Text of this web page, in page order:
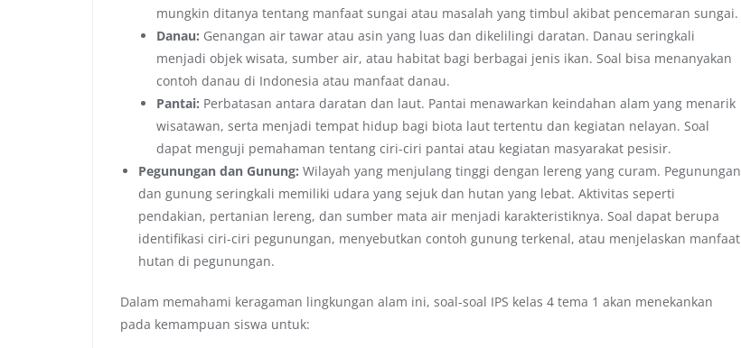
mungkin ditanya tentang manfaat sungai atau masalah yang timbul akibat pencemaran sungai.
Danau: Genangan air tawar atau asin yang luas dan dikelilingi daratan. Danau seringkali
menjadi objek wisata, sumber air, atau habitat bagi berbagai jenis ikan. Soal bisa menanyakan
contoh danau di Indonesia atau manfaat danau.
Pantai: Perbatasan antara daratan dan laut. Pantai menawarkan keindahan alam yang menarik
wisatawan, serta menjadi tempat hidup bagi biota laut tertentu dan kegiatan nelayan. Soal
dapat menguji pemahaman tentang ciri-ciri pantai atau kegiatan masyarakat pesisir.
Pegunungan dan Gunung: Wilayah yang menjulang tinggi dengan lereng yang curam. Pegunungan
dan gunung seringkali memiliki udara yang sejuk dan hutan yang lebat. Aktivitas seperti
pendakian, pertanian lereng, dan sumber mata air menjadi karakteristiknya. Soal dapat berupa
identifikasi ciri-ciri pegunungan, menyebutkan contoh gunung terkenal, atau menjelaskan manfaat
hutan di pegunungan.
Dalam memahami keragaman lingkungan alam ini, soal-soal IPS kelas 4 tema 1 akan menekankan
pada kemampuan siswa untuk: